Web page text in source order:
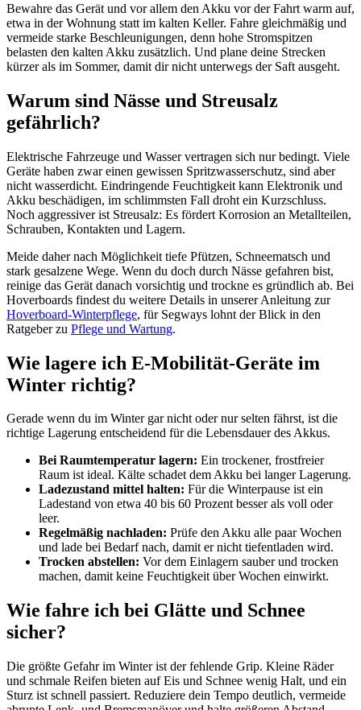
Bewahre das Gerät und vor allem den Akku vor der Fahrt warm auf,
etwa in der Wohnung statt im kalten Keller. Fahre gleichmäßig und
vermeide starke Beschleunigungen, denn hohe Stromspitzen
belasten den kalten Akku zusätzlich. Und plane deine Strecken
kürzer als im Sommer, damit dir nicht unterwegs der Saft ausgeht.
Warum sind Nässe und Streusalz
gefährlich?
Elektrische Fahrzeuge und Wasser vertragen sich nur bedingt. Viele
Geräte haben zwar einen gewissen Spritzwasserschutz, sind aber
nicht wasserdicht. Eindringende Feuchtigkeit kann Elektronik und
Akku beschädigen, im schlimmsten Fall droht ein Kurzschluss.
Noch aggressiver ist Streusalz: Es fördert Korrosion an Metallteilen,
Schrauben, Kontakten und Lagern.
Meide daher nach Möglichkeit tiefe Pfützen, Schneematsch und
stark gesalzene Wege. Wenn du doch durch Nässe gefahren bist,
reinige das Gerät danach vorsichtig und trockne es gründlich ab. Bei
Hoverboards findest du weitere Details in unserer Anleitung zur
Hoverboard-Winterpflege, für Segways lohnt der Blick in den
Ratgeber zu Pflege und Wartung.
Wie lagere ich E-Mobilität-Geräte im
Winter richtig?
Gerade wenn du im Winter gar nicht oder nur selten fährst, ist die
richtige Lagerung entscheidend für die Lebensdauer des Akkus.
Bei Raumtemperatur lagern: Ein trockener, frostfreier
Raum ist ideal. Kälte schadet dem Akku bei langer Lagerung.
Ladezustand mittel halten: Für die Winterpause ist ein
Ladestand von etwa 40 bis 60 Prozent besser als voll oder
leer.
Regelmäßig nachladen: Prüfe den Akku alle paar Wochen
und lade bei Bedarf nach, damit er nicht tiefentladen wird.
Trocken abstellen: Vor dem Einlagern sauber und trocken
machen, damit keine Feuchtigkeit über Wochen einwirkt.
Wie fahre ich bei Glätte und Schnee
sicher?
Die größte Gefahr im Winter ist der fehlende Grip. Kleine Räder
und schmale Reifen bieten auf Eis und Schnee wenig Halt, und ein
Sturz ist schnell passiert. Reduziere dein Tempo deutlich, vermeide